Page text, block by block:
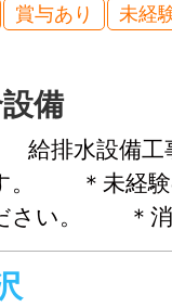
賞与あり 未経
備
排水設備工
。 ＊未経験
さい。 ＊消
制度」あり